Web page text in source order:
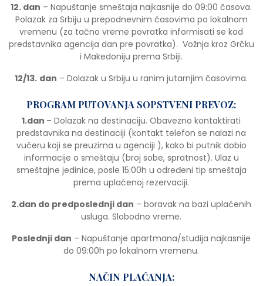
12. dan – Napuštanje smeštaja najkasnije do 09:00 časova.
Polazak za Srbiju u prepodnevnim časovima po lokalnom
vremenu (za tačno vreme povratka informisati se kod
predstavnika agencija dan pre povratka). Vožnja kroz Grčku
i Makedoniju prema Srbiji.
12/13. dan – Dolazak u Srbiju u ranim jutarnjim časovima.
PROGRAM PUTOVANJA SOPSTVENI PREVOZ:
1.dan – Dolazak na destinaciju. Obavezno kontaktirati
predstavnika na destinaciji (kontakt telefon se nalazi na
vučeru koji se preuzima u agenciji ), kako bi putnik dobio
informacije o smeštaju (broj sobe, spratnost). Ulaz u
smeštajne jedinice, posle 15:00h u određeni tip smeštaja
prema uplaćenoj rezervaciji.
2.dan do predposlednji dan – boravak na bazi uplaćenih
usluga. Slobodno vreme.
Poslednji dan – Napuštanje apartmana/studija najkasnije
do 09:00h po lokalnom vremenu.
NAČIN PLAĆANJA: